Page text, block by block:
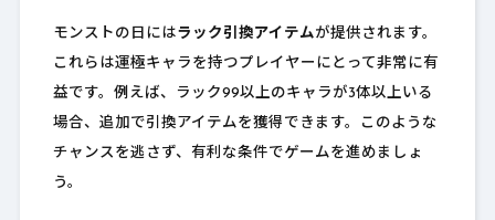
モンストの日にはラック引換アイテムが提供されます。
これらは運極キャラを持つプレイヤーにとって非常に有
益です。例えば、ラック99以上のキャラが3体以上いる
場合、追加で引換アイテムを獲得できます。このような
チャンスを逃さず、有利な条件でゲームを進めましょ
う。